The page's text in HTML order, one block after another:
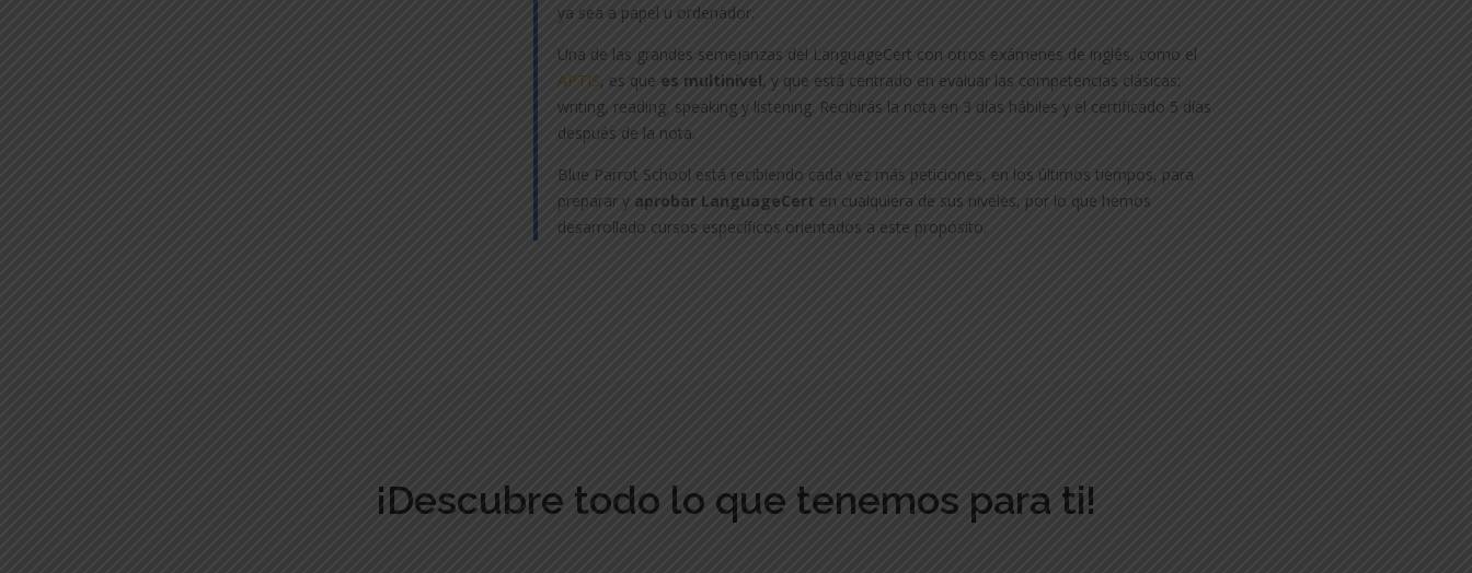
ya sea a papel u ordenador.
Una de las grandes semejanzas del LanguageCert con otros exámenes de inglés, como el
APTIS, es que es multinivel, y que está centrado en evaluar las competencias clásicas:
writing, reading, speaking y listening. Recibirás la nota en 3 días hábiles y el certificado 5 días
después de la nota.
Blue Parrot School está recibiendo cada vez más peticiones, en los últimos tiempos, para
preparar y aprobar LanguageCert en cualquiera de sus niveles, por lo que hemos
desarrollado cursos específicos orientados a este propósito.
¡Descubre todo lo que tenemos para ti!